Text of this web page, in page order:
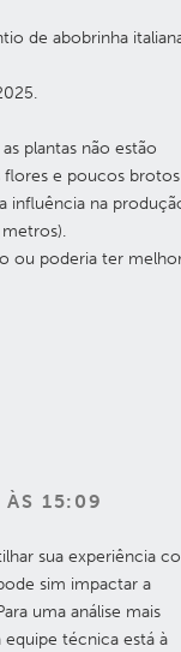
de abobrinha
plantas não estão
e poucos
influência na
ou poderia ter
15:09
sua experiência
sim impactar a
uma análise mais
equipe técnica está à